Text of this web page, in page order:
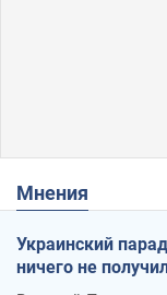
Мнения
Украинский
ничего не